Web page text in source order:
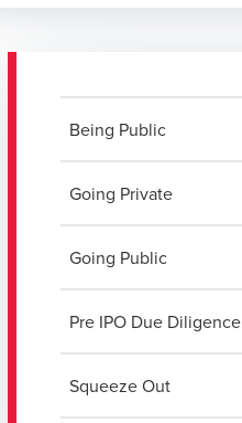
Being Public
Going Private
Going Public
Pre IPO Due Diligence
Squeeze Out